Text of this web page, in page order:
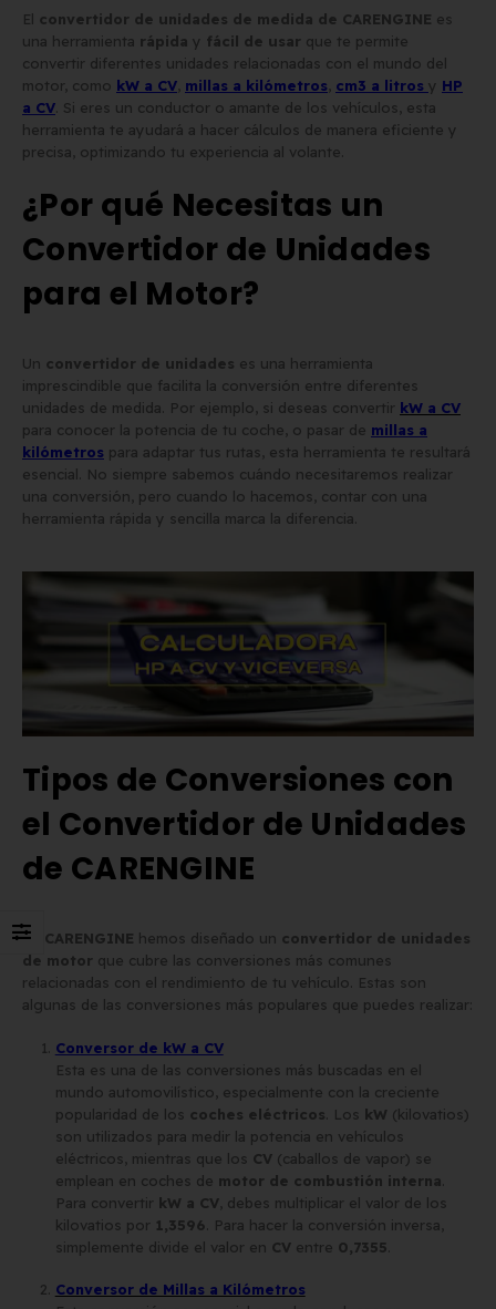
El convertidor de unidades de medida de CARENGINE es
una herramienta rápida y fácil de usar que te permite
convertir diferentes unidades relacionadas con el mundo del
motor, como kW a CV, millas a kilómetros, cm3 a litros y HP
a CV . Si eres un conductor o amante de los vehículos, esta
herramienta te ayudará a hacer cálculos de manera eficiente y
precisa, optimizando tu experiencia al volante.
¿Por qué Necesitas un
Convertidor de Unidades
para el Motor?
Un convertidor de unidades es una herramienta
imprescindible que facilita la conversión entre diferentes
unidades de medida. Por ejemplo, si deseas convertir kW a CV
para conocer la potencia de tu coche, o pasar de millas a
kilómetros para adaptar tus rutas, esta herramienta te resultará
esencial. No siempre sabemos cuándo necesitaremos realizar
una conversión, pero cuando lo hacemos, contar con una
herramienta rápida y sencilla marca la diferencia.
Tipos de Conversiones con
el Convertidor de Unidades
de CARENGINE
En CARENGINE hemos diseñado un convertidor de unidades
de motor que cubre las conversiones más comunes
relacionadas con el rendimiento de tu vehículo. Estas son
algunas de las conversiones más populares que puedes realizar:
Conversor de kW a CV
Esta es una de las conversiones más buscadas en el
mundo automovilístico, especialmente con la creciente
popularidad de los coches eléctricos . Los kW (kilovatios)
son utilizados para medir la potencia en vehículos
eléctricos, mientras que los CV(caballos de vapor) se
emplean en coches de motor de combustión interna
Para convertir kW a CV, debes multiplicar el valor de los
kilovatios por 1,3596 . Para hacer la conversión inversa,
simplemente divide el valor en CVentre 0,7355
Conversor de Millas a Kilómetros
Ciclomotor y Patinete:
Normativa DGT 2026
mayo de 2026
Matrícula para Patinete
Eléctrico: Normativa y Dónde
mayo de 2026
proveedores vs. Instalar
propio equipo de
2 de junio de 2026
Los 7 requisitos de
homologación de
el BOE)
2 de junio de 2026